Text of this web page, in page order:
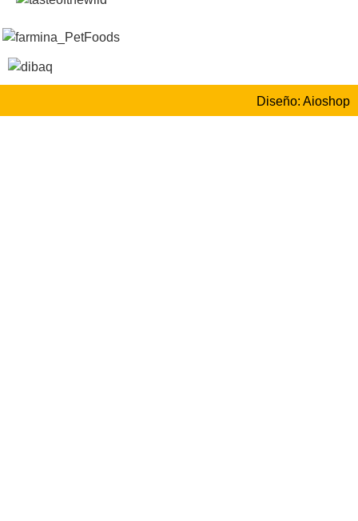
Diseño: Aioshop